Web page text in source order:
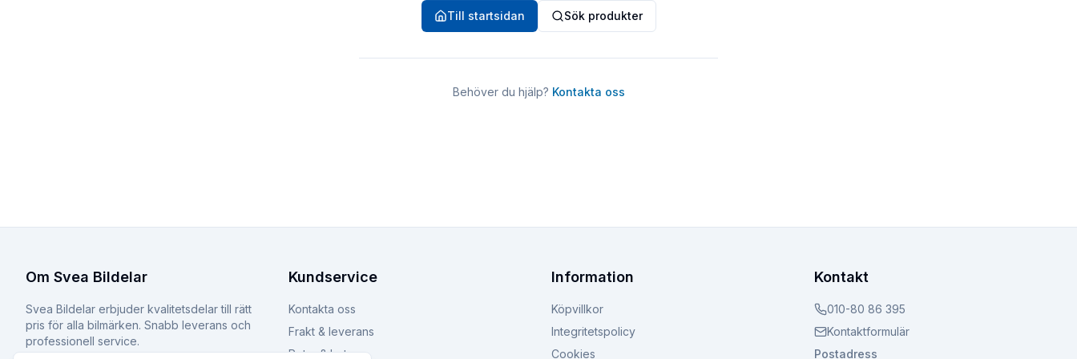
Till startsidan Sök produkter
Behöver du hjälp? Kontakta oss
Om Svea Bildelar
Svea Bildelar erbjuder kvalitetsdelar till rätt
pris för alla bilmärken. Snabb leverans och
professionell service.
Kundservice
Kontakta oss
Frakt & leverans
Retur & byte
Information
Köpvillkor
Integritetspolicy
Cookies
Kontakt
010-80 86 395
Kontaktformulär
Postadress